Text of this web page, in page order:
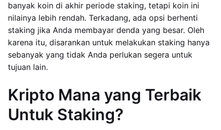
banyak koin di akhir periode staking, tetapi koin ini
nilainya lebih rendah. Terkadang, ada opsi berhenti
staking jika Anda membayar denda yang besar. Oleh
karena itu, disarankan untuk melakukan staking hanya
sebanyak yang tidak Anda perlukan segera untuk
tujuan lain.
Kripto Mana yang Terbaik
Untuk Staking?